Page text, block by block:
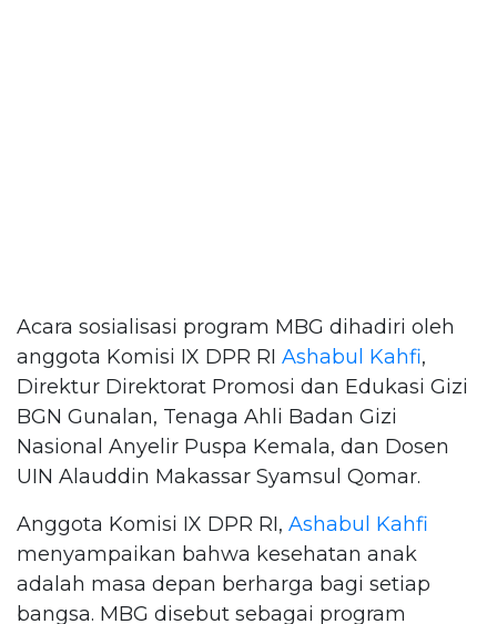
Acara sosialisasi program MBG dihadiri oleh
anggota Komisi IX DPR RI Ashabul Kahfi,
Direktur Direktorat Promosi dan Edukasi Gizi
BGN Gunalan, Tenaga Ahli Badan Gizi
Nasional Anyelir Puspa Kemala, dan Dosen
UIN Alauddin Makassar Syamsul Qomar.
Anggota Komisi IX DPR RI, Ashabul Kahfi
menyampaikan bahwa kesehatan anak
adalah masa depan berharga bagi setiap
bangsa. MBG disebut sebagai program